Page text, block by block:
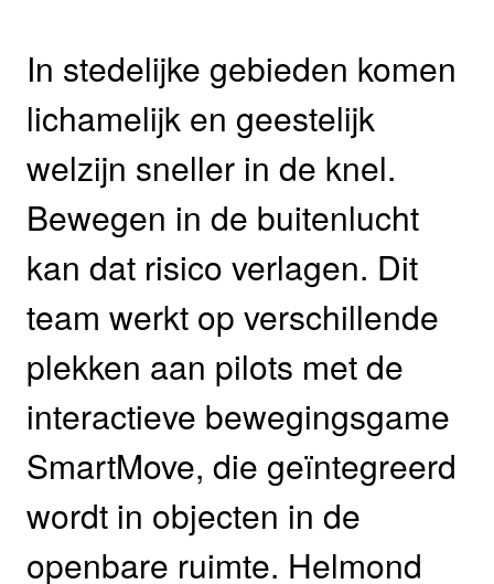
In stedelijke gebieden komen
lichamelijk en geestelijk
welzijn sneller in de knel.
Bewegen in de buitenlucht
kan dat risico verlagen. Dit
team werkt op verschillende
plekken aan pilots met de
interactieve bewegingsgame
SmartMove, die geïntegreerd
wordt in objecten in de
openbare ruimte. Helmond